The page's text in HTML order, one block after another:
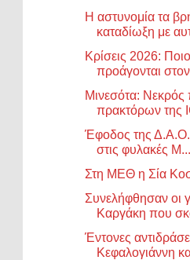
Η αστυνομία τα
καταδίωξη με
Κρίσεις 2026:
προάγονται
Μινεσότα:
πρακτόρων της
Έφοδος της
στις φυλακές Μ...
Στη ΜΕΘ η Σία
Συνελήφθησαν οι
Καργάκη που
Έντονες
Κεφαλογιάννη